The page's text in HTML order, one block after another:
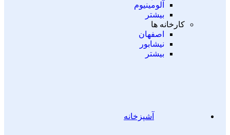
آلومینیوم
بیشتر
کارخانه ها
اصفهان
نیشابور
بیشتر
آشپزخانه